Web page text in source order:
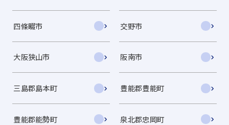
四條畷市 交野市
大阪狭山市 阪南市
三島郡島本町 豊能郡豊能町
豊能郡能勢町 泉北郡忠岡町